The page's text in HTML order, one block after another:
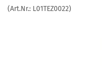
(Art.Nr.: L01TEZ0022)